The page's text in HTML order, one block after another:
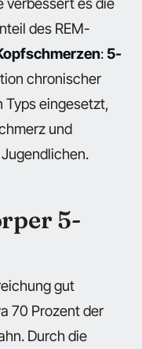
des REM-
: 5-
chronischer
Typs eingesetzt,
und
5-
gut
70 Prozent der
Durch die